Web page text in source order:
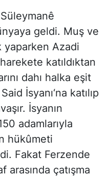
geldi. Muş ve
yaparken Azadi
katıldıktan
dahı halka eşit
İsyanı‘na katılıp
İsyanın
adamlarıyla
hükûmeti
Fakat Ferzende
çatışma